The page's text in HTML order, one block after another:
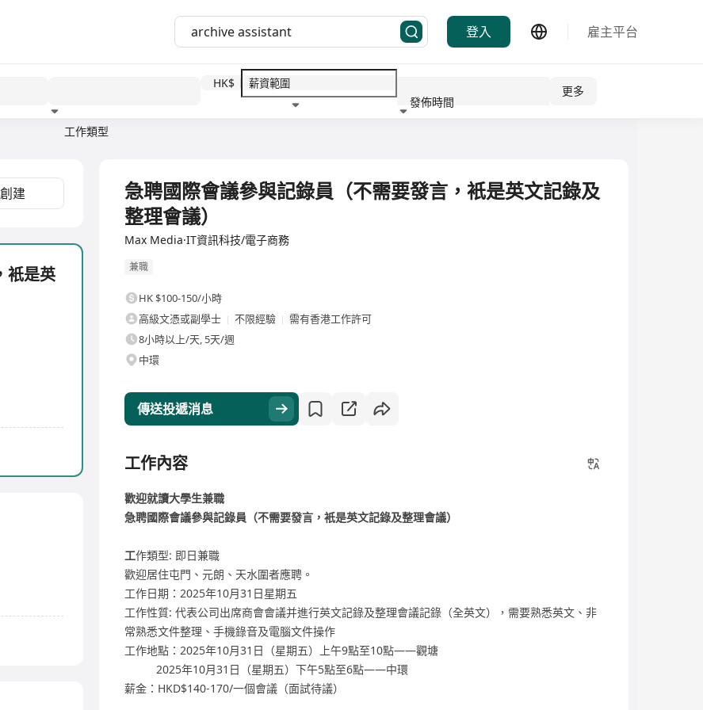
登入 雇主平台
工作類型
HK$
發佈時間
更多
創建
衹是英
急聘國際會議參與記錄員（不需要發言，衹是英文記錄及
整理會議）
Max Media·IT資訊科技/電子商務
兼職
HK $100-150/小時
高級文憑或副學士
不限經驗
需有香港工作許可
8小時以上/天, 5天/週
中環
傳送投遞消息
工作內容
歡迎就讀大學生兼職
急聘國際會議參與記錄員（不需要發言，衹是英文記錄及整理會議）
工作類型: 即日兼職
歡迎居住屯門、元朗、天水圍者應聘。
工作日期：2025年10月31日星期五
工作性質: 代表公司出席商會會議并進行英文記錄及整理會議記錄（全英文），需要熟悉英文、非
常熟悉文件整理、手機錄音及電腦文件操作
工作地點：2025年10月31日（星期五）上午9點至10點——觀塘
2025年10月31日（星期五）下午5點至6點——中環
薪金：HKD$140-170/一個會議（面試待議）